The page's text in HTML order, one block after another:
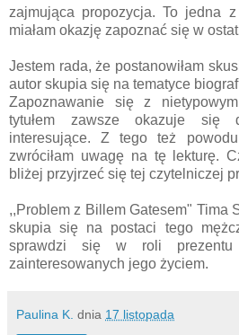
zajmująca propozycja. To jedna
miałam okazję zapoznać się w
Jestem rada, że postanowiłam
autor skupia się na tematyce
Zapoznawanie się z
tytułem zawsze okazuje się
interesujące. Z tego też
zwróciłam uwagę na tę lekturę.
bliżej przyjrzeć się tej czytelniczej
,,Problem z Billem Gatesem" Tima
skupia się na postaci tego
sprawdzi się w roli
zainteresowanych jego życiem.
Paulina K. dnia 17 listopada